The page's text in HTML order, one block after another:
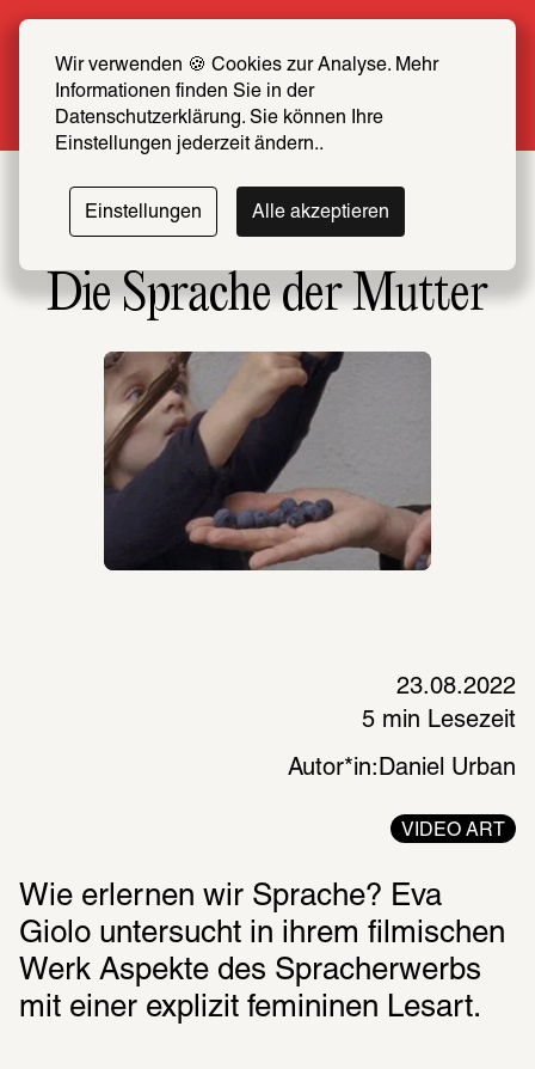
Wir verwenden 🍪 Cookies zur Analyse. Mehr
Informationen finden Sie in der
Datenschutzerklärung. Sie können Ihre
Einstellungen jederzeit ändern..
Einstellungen Alle akzeptieren
SCHIRN FREUND*IN werden
Mehr erfahren
Die Sprache der Mutter
23.08.2022
5 min Lesezeit
Autor*in: Daniel Urban
VIDEO ART
Wie erlernen wir Sprache? Eva
Giolo untersucht in ihrem filmischen
Werk Aspekte des Spracherwerbs
mit einer explizit femininen Lesart.